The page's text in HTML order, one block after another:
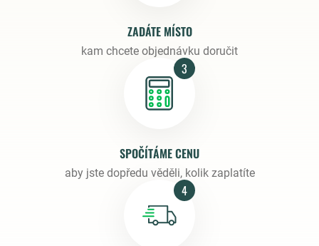
ZADÁTE MÍSTO
kam chcete objednávku doručit
3
SPOČÍTÁME CENU
aby jste dopředu věděli, kolik zaplatíte
4